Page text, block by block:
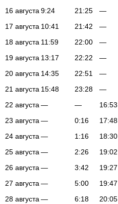
16 августа 9:24 21:25 —
17 августа 10:41 21:42 —
18 августа 11:59 22:00 —
19 августа 13:17 22:22 —
20 августа 14:35 22:51 —
21 августа 15:48 23:28 —
22 августа — — 16:53
23 августа — 0:16 17:48
24 августа — 1:16 18:30
25 августа — 2:26 19:02
26 августа — 3:42 19:27
27 августа — 5:00 19:47
28 августа — 6:18 20:05